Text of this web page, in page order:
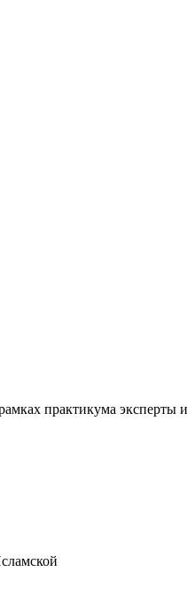
практикума эксперты и